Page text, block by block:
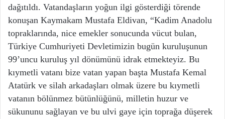
dağıtıldı. Vatandaşların yoğun ilgi gösterdiği törende
konuşan Kaymakam Mustafa Eldivan, “Kadim Anadolu
topraklarında, nice emekler sonucunda vücut bulan,
Türkiye Cumhuriyeti Devletimizin bugün kuruluşunun
99’uncu kuruluş yıl dönümünü idrak etmekteyiz. Bu
kıymetli vatanı bize vatan yapan başta Mustafa Kemal
Atatürk ve silah arkadaşları olmak üzere bu kıymetli
vatanın bölünmez bütünlüğünü, milletin huzur ve
sükununu sağlayan ve bu ulvi gaye için toprağa düşerek